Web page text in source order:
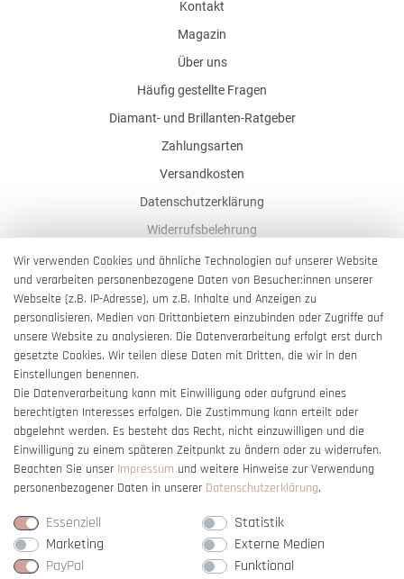
Kontakt
Magazin
Über uns
Häufig gestellte Fragen
Diamant- und Brillanten-Ratgeber
Zahlungsarten
Versandkosten
Datenschutzerklärung
Widerrufsbelehrung
AGB
Impressum
Barrierefreiheitserklärung
Vertrag widerrufen
Wir verwenden Cookies und ähnliche Technologien auf unserer Website
und verarbeiten personenbezogene Daten von Besucher:innen unserer
Webseite (z.B. IP-Adresse), um z.B. Inhalte und Anzeigen zu
personalisieren, Medien von Drittanbietern einzubinden oder Zugriffe auf
unsere Website zu analysieren. Die Datenverarbeitung erfolgt erst durch
gesetzte Cookies. Wir teilen diese Daten mit Dritten, die wir in den
Einstellungen benennen.
Die Datenverarbeitung kann mit Einwilligung oder aufgrund eines
berechtigten Interesses erfolgen. Die Zustimmung kann erteilt oder
abgelehnt werden. Es besteht das Recht, nicht einzuwilligen und die
Einwilligung zu einem späteren Zeitpunkt zu ändern oder zu widerrufen.
Beachten Sie unser Impressum und weitere Hinweise zur Verwendung
personenbezogener Daten in unserer Daten­schutz­erklärung.
Essenziell
Statistik
Marketing
Externe Medien
PayPal
Funktional